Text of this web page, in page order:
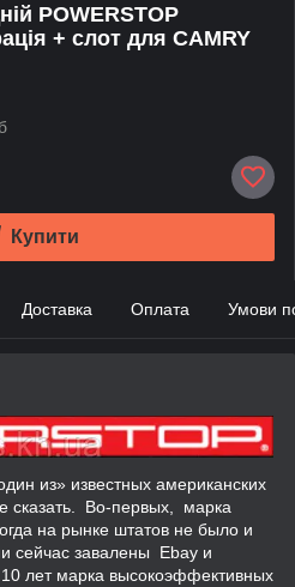
POWERSTOP
+ слот для CAMRY
Купити
Доставка Оплата Умови
из» известных американских
сказать. Во-первых, марка
на рынке штатов не было и
сейчас завалены Ebay и
лет марка высокоэффективных